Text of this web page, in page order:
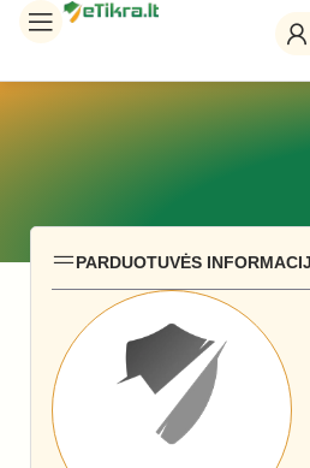
PARDUOTUVĖS